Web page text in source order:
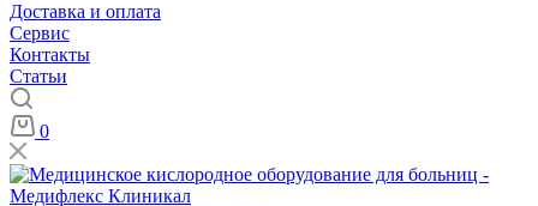
Доставка и оплата
Cервис
Контакты
Статьи
0